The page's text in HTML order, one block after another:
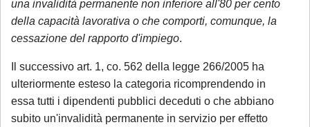
una invalidità permanente non inferiore all'80 per cento
della capacità lavorativa o che comporti, comunque, la
cessazione del rapporto d'impiego.
Il successivo art. 1, co. 562 della legge 266/2005 ha
ulteriormente esteso la categoria ricomprendendo in
essa tutti i dipendenti pubblici deceduti o che abbiano
subito un'invalidità permanente in servizio per effetto